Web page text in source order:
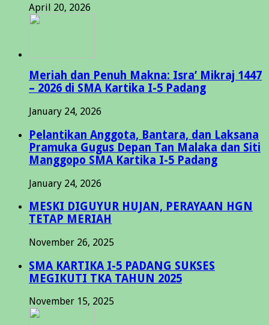
April 20, 2026
Meriah dan Penuh Makna: Isra’ Mikraj 1447
– 2026 di SMA Kartika I-5 Padang
January 24, 2026
Pelantikan Anggota, Bantara, dan Laksana
Pramuka Gugus Depan Tan Malaka dan Siti
Manggopo SMA Kartika I-5 Padang
January 24, 2026
MESKI DIGUYUR HUJAN, PERAYAAN HGN
TETAP MERIAH
November 26, 2025
SMA KARTIKA I-5 PADANG SUKSES
MEGIKUTI TKA TAHUN 2025
November 15, 2025